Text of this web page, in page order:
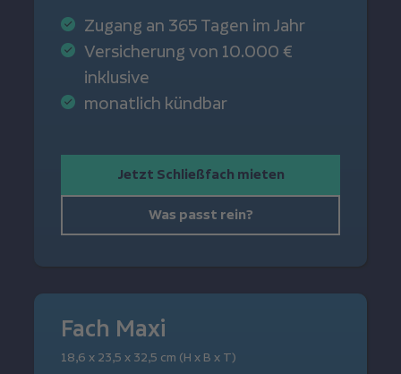
Zugang an 365 Tagen im Jahr
Versicherung von 10.000 €
inklusive
monatlich kündbar
Jetzt Schließfach mieten
Was passt rein?
Fach Maxi
18,6 x 23,5 x 32,5 cm (H x B x T)